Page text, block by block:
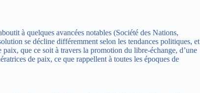
à quelques avancées notables (Société des Nations,
se décline différemment selon les tendances politiques, et
paix, que ce soit à travers la promotion du libre-échange, d’une
de paix, ce que rappellent à toutes les époques de